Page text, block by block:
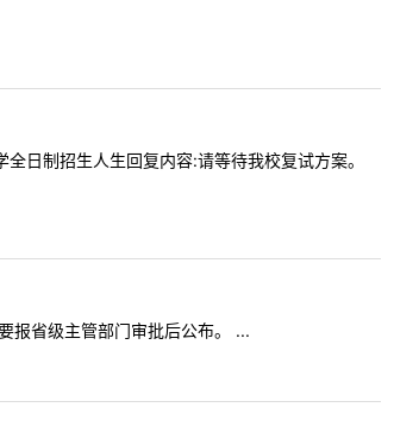
日制招生人生回复内容:请等待我校复试方案。
报省级主管部门审批后公布。 ...